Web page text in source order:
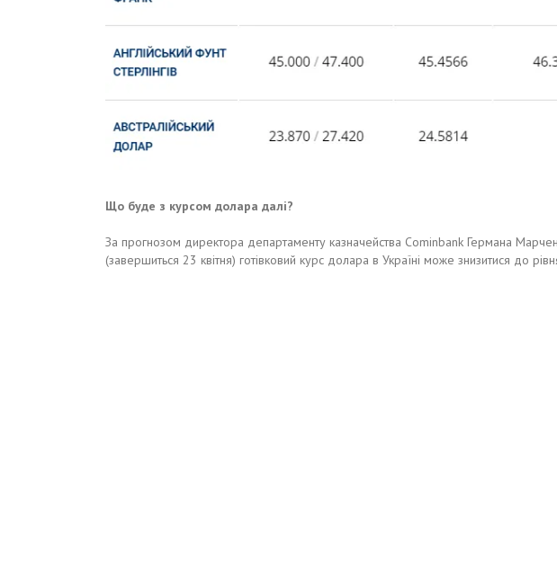
Що буде з курсом долара далі?
За прогнозом директора департаменту казначейства Cominbank Германа
(завершиться 23 квітня) готівковий курс долара в Україні може знизитися до